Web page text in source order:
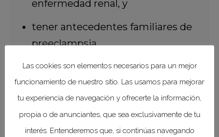
enfermedad renal, y
tener antecedentes familiares de
preeclampsia.
Los síntomas más
frecuentes asociados con
Aunque los signos y síntomas de la
Las cookies son elementos necesarios para un mejor
funcionamiento de nuestro sitio. Las usamos para mejorar
tu experiencia de navegación y ofrecerte la información,
propia o de anunciantes, que sea exclusivamente de tu
interés. Entenderemos que, si continúas navegando